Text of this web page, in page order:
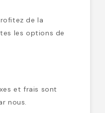
de la
les options de
et frais sont
nous.